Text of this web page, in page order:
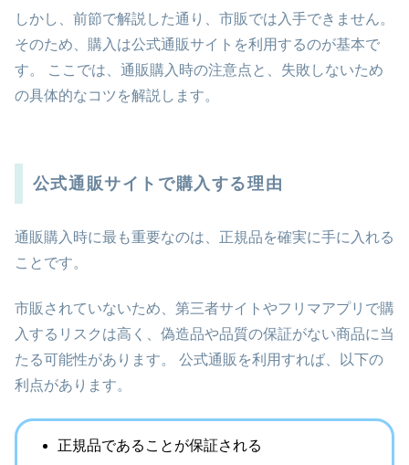
しかし、前節で解説した通り、市販では入手できません。
そのため、購入は公式通販サイトを利用するのが基本で
す。 ここでは、通販購入時の注意点と、失敗しないため
の具体的なコツを解説します。
公式通販サイトで購入する理由
通販購入時に最も重要なのは、正規品を確実に手に入れる
ことです。
市販されていないため、第三者サイトやフリマアプリで購
入するリスクは高く、偽造品や品質の保証がない商品に当
たる可能性があります。 公式通販を利用すれば、以下の
利点があります。
正規品であることが保証される